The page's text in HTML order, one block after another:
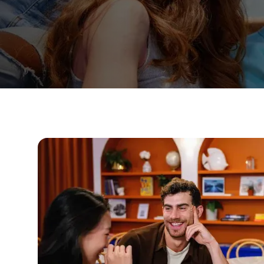
Abendlicher Gruppenkurs
Langzeitkurse
50+ Programm
Prüfungsvorbereitung DELE
Prüfungsvorbereitung SIELE
Privatunterricht
Abendlicher Gruppenkurs
Langzeitkurse
50+ Programm
Prüfungsvorbereitung DELE
Prüfungsvorbereitung SIELE
Privatunterricht
Buenos Aires
Spanische Schule in Buenos
Gruppen-Spanischunterricht